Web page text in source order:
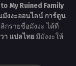
My Ruined Family
งงะออนไลน์ การ์ตูน
กรายชื่อมังงะ ได้ที่
า แปลไทย มีมังงะให้